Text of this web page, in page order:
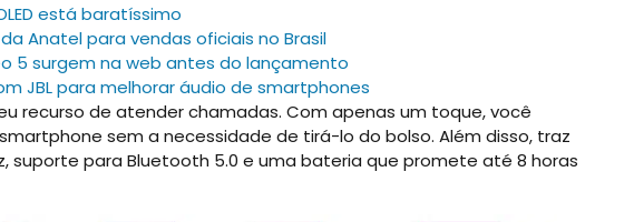
está baratíssimo
Anatel para vendas oficiais no Brasil
5 surgem na web antes do lançamento
JBL para melhorar áudio de smartphones
recurso de atender chamadas. Com apenas um toque, você
sem a necessidade de tirá-lo do bolso. Além disso, traz
suporte para Bluetooth 5.0 e uma bateria que promete até 8 horas